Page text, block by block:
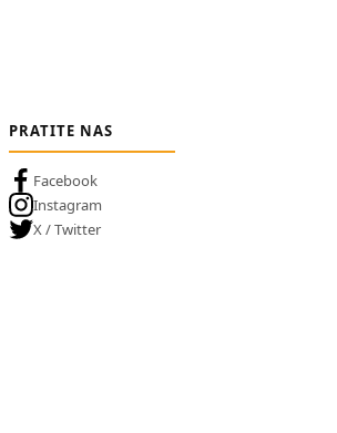
PRATITE NAS
Facebook
Instagram
X / Twitter